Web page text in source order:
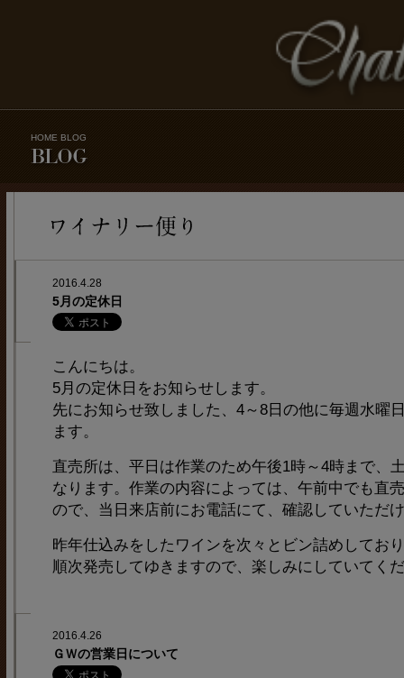
HOME BLOG
2016.4.28
5月の定休日
こんにちは。
5月の定休日をお知らせします。
先にお知らせ致しました、4～8日の他に毎週水曜
ます。
直売所は、平日は作業のため午後1時～4時まで、
なります。作業の内容によっては、午前中でも直
ので、当日来店前にお電話にて、確認していただ
昨年仕込みをしたワインを次々とビン詰めしてお
順次発売してゆきますので、楽しみにしていてく
2016.4.26
ＧＷの営業日について